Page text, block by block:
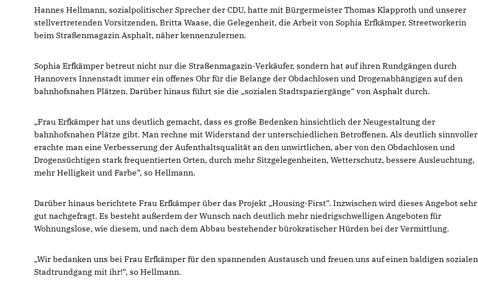
Hannes Hellmann, sozialpolitischer Sprecher der CDU, hatte mit Bürgermeister Thomas Klapproth und unserer
stellvertretenden Vorsitzenden, Britta Waase, die Gelegenheit, die Arbeit von Sophia Erfkämper, Streetworkerin
beim Straßenmagazin Asphalt, näher kennenzulernen.
Sophia Erfkämper betreut nicht nur die Straßenmagazin-Verkäufer, sondern hat auf ihren Rundgängen durch
Hannovers Innenstadt immer ein offenes Ohr für die Belange der Obdachlosen und Drogenabhängigen auf den
bahnhofsnahen Plätzen. Darüber hinaus führt sie die „sozialen Stadtspaziergänge“ von Asphalt durch.
Frau Erfkämper hat uns deutlich gemacht, dass es große Bedenken hinsichtlich der Neugestaltung der
bahnhofsnahen Plätze gibt. Man rechne mit Widerstand der unterschiedlichen Betroffenen. Als deutlich sinnvoller
erachte man eine Verbesserung der Aufenthaltsqualität an den unwirtlichen, aber von den Obdachlosen und
Drogensüchtigen stark frequentierten Orten, durch mehr Sitzgelegenheiten, Wetterschutz, bessere Ausleuchtung,
mehr Helligkeit und Farbe“, so Hellmann.
Darüber hinaus berichtete Frau Erfkämper über das Projekt „Housing-First“. Inzwischen wird dieses Angebot sehr
gut nachgefragt. Es besteht außerdem der Wunsch nach deutlich mehr niedrigschwelligen Angeboten für
Wohnungslose, wie diesem, und nach dem Abbau bestehender bürokratischer Hürden bei der Vermittlung.
Wir bedanken uns bei Frau Erfkämper für den spannenden Austausch und freuen uns auf einen baldigen sozialen
Stadtrundgang mit ihr!“, so Hellmann.